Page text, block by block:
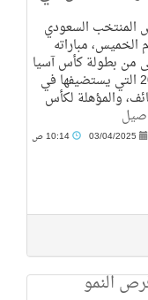
السعودي
الخميس، مباراته
من بطولة كأس آسيا
تحت 20 عامًا 2025 التي يستضيفها في
والمؤهلة لكأس
03/04/2025
النمو